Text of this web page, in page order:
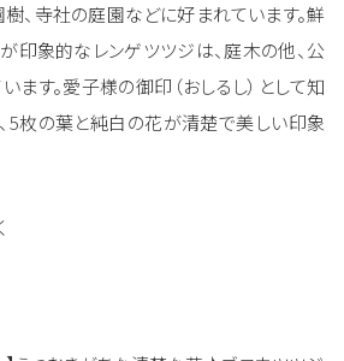
樹、寺社の庭園などに好まれています。鮮
印象的なレンゲツツジは、庭木の他、公
す。愛子様の御印（おしるし）として知
5枚の葉と純白の花が清楚で美しい印象